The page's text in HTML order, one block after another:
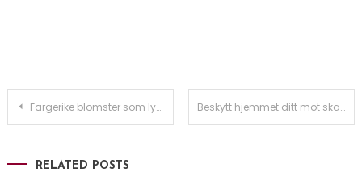
Innleggsnavigasjon
Fargerike blomster som lyser opp hagen Beskytt hjemmet ditt mot skadelig radon med en effektiv radonbrønn – slik fungerer det!
RELATED POSTS